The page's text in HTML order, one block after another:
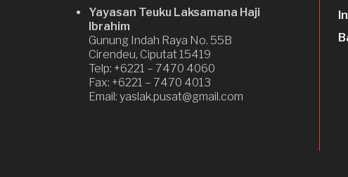
Yayasan Teuku Laksamana Haji
Ibrahim
Gunung Indah Raya No. 55B
Cirendeu, Ciputat 15419
Telp: +6221 – 7470 4060
Fax: +6221 – 7470 4013
Email: yaslak.pusat@gmail.com